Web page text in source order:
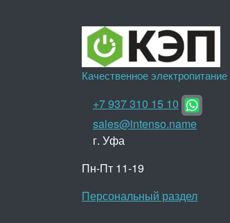
Качественное электропитание
+7 937 310 15 10
sales@intenso.name
г. Уфа
Пн-Пт 11-19
Персональный раздел